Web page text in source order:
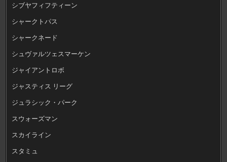
シブヤフィフティーン
シャークトパス
シャークネード
シュヴァルツェスマーケン
ジャイアントロボ
ジャスティス リーグ
ジュラシック・パーク
スウォーズマン
スカイライン
スタミュ